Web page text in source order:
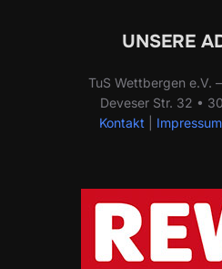
UNSERE
TuS Wettbergen e.V.
Deveser Str. 32 •
Kontakt
Impressum